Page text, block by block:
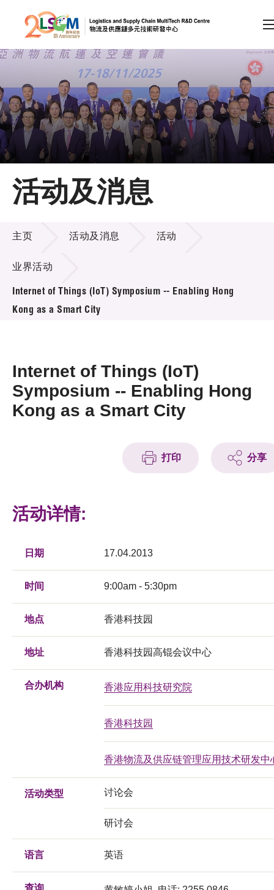
跳到内容（按回车键）
会员登录
A A EN 繁 简
主页
关于LSCM
技术商品化
项目及资助计划
活动及消息
新闻中心
资讯中心
活动及消息
活动及消息
主页 活动及消息 活动
业界活动
Internet of Things (IoT) Symposium -- Enabling Hong
Kong as a Smart City
Internet of Things (IoT)
Symposium -- Enabling Hong
Kong as a Smart City
打印 分享
活动详情:
日期 17.04.2013
时间 9:00am - 5:30pm
地点 香港科技园
地址 香港科技园高锟会议中心
合办机构 香港应用科技研究院
香港科技园
香港物流及供应链管理应用技术研发中
活动类型 讨论会
研讨会
语言 英语
查询